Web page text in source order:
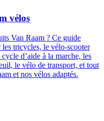
vélos
Van Raam ? Ce guide
tricycles, le vélo-scooter
d’aide à la marche, les
le vélo de transport, et tout
et nos vélos adaptés.